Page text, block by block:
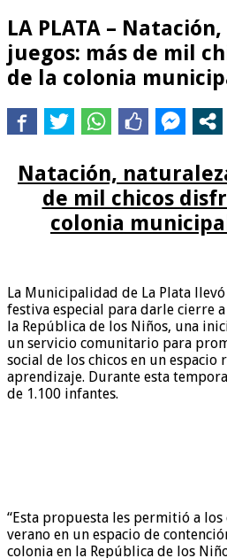
LA PLATA –
juegos: más de mil
de la colonia
Natación,
de mil chicos
colonia
La Municipalidad de La Plata
festiva especial para darle cierre
la República de los Niños, una
un servicio comunitario para
social de los chicos en un espacio
aprendizaje. Durante esta
de 1.100 infantes.
“Esta propuesta les permitió a
verano en un espacio de
colonia en la República de los